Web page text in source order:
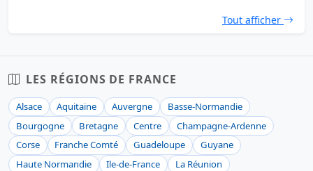
Tout afficher
LES RÉGIONS DE FRANCE
Alsace Aquitaine Auvergne
Basse-Normandie
Bourgogne
Bretagne Centre
Champagne-Ardenne
Corse
Franche Comté Guadeloupe
Guyane
Haute Normandie
Ile-de-France
La Réunion